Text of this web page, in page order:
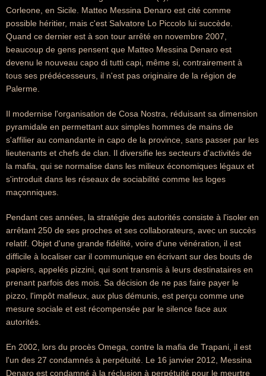
Corleone, en Sicile. Matteo Messina Denaro est cité comme
possible héritier, mais c'est Salvatore Lo Piccolo lui succède.
Quand ce dernier est à son tour arrêté en novembre 2007,
beaucoup de gens pensent que Matteo Messina Denaro est
devenu le nouveau capo di tutti capi, même si, contrairement à
tous ses prédécesseurs, il n'est pas originaire de la région de
Palerme.
Il modernise l'organisation de Cosa Nostra, réduisant sa dimension
pyramidale en permettant aux simples hommes de mains de
s'affilier au comandante in capo de la province, sans passer par les
lieutenants et chefs de clan. Il diversifie les secteurs d'activités de
la mafia, qui se normalise dans les milieux économiques légaux et
s'introduit dans les réseaux de sociabilité comme les loges
maçonniques.
Pendant ces années, la stratégie des autorités consiste à l'isoler en
arrêtant 250 de ses proches et ses collaborateurs, avec un succès
relatif. Objet d'une grande fidélité, voire d'une vénération, il est
difficile à localiser car il communique en écrivant sur des bouts de
papiers, appelés pizzini, qui sont transmis à leurs destinataires en
prenant parfois des mois. Sa décision de ne pas faire payer le
pizzo, l'impôt mafieux, aux plus démunis, est perçu comme une
mesure sociale et est récompensée par le silence face aux
autorités.
En 2002, lors du procès Omega, contre la mafia de Trapani, il est
l'un des 27 condamnés à perpétuité. Le 16 janvier 2012, Messina
Denaro est condamné à la réclusion à perpétuité pour le meurtre